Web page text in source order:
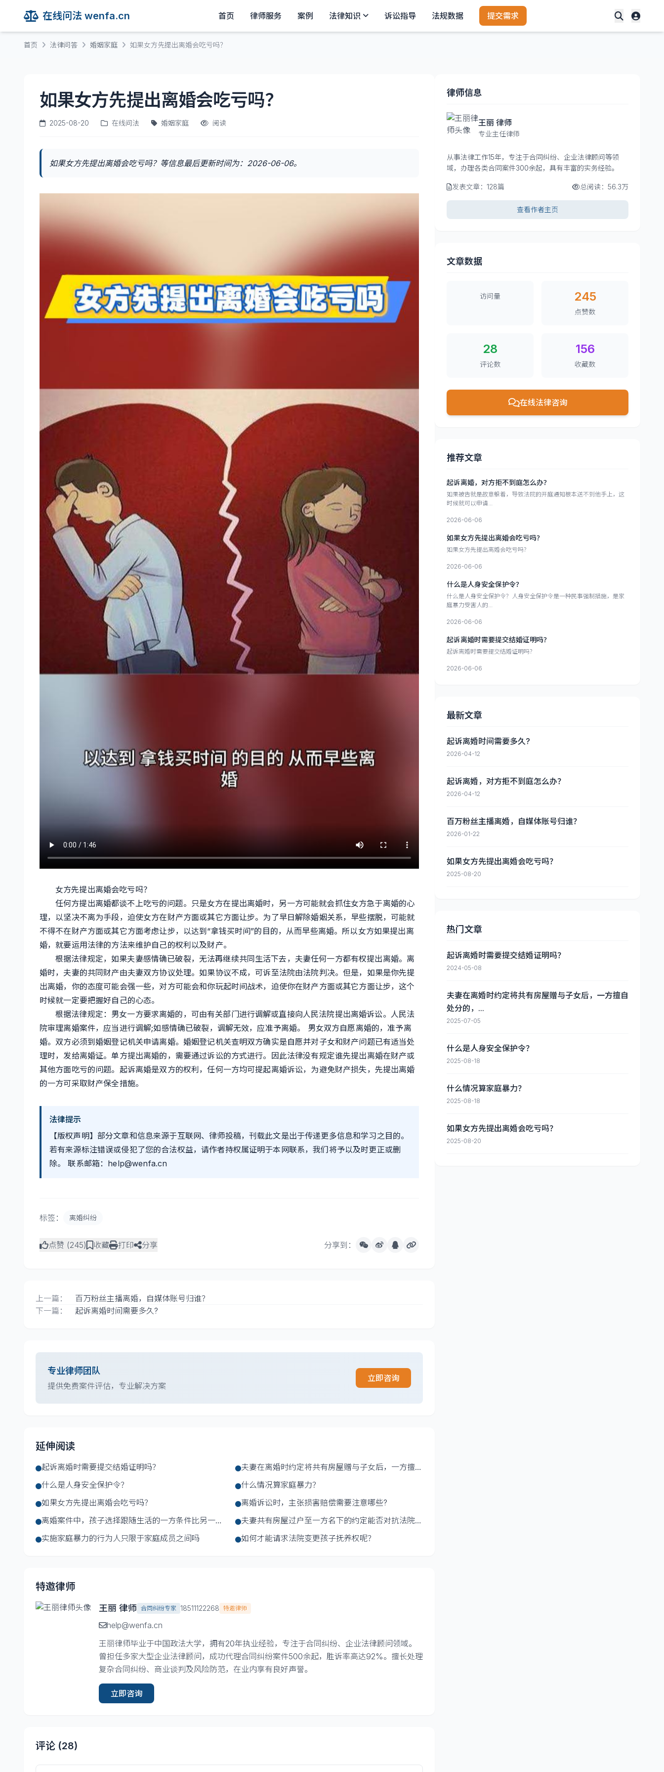
在线问法 wenfa.cn 首页 律师服务 案例 法律知识 诉讼指导 法规数据 提交需求
首页 法律问答 婚姻家庭 如果女方先提出离婚会吃亏吗？
如果女方先提出离婚会吃亏吗？
2025-08-20 在线问法 婚姻家庭 阅读
如果女方先提出离婚会吃亏吗？等信息最后更新时间为：2026-06-06。
女方先提出离婚会吃亏吗？
任何方提出离婚都谈不上吃亏的问题。只是女方在提出离婚时，另一方可能就会抓住女方急于离婚的心
理，以坚决不离为手段，迫使女方在财产方面或其它方面让步。为了早日解除婚姻关系，早些摆脱，可能就
不得不在财产方面或其它方面考虑让步，以达到“拿钱买时间”的目的，从而早些离婚。所以女方如果提出离
婚，就要运用法律的方法来维护自己的权利以及财产。
根据法律规定，如果夫妻感情确已破裂，无法再继续共同生活下去，夫妻任何一方都有权提出离婚。离
婚时，夫妻的共同财产由夫妻双方协议处理。如果协议不成，可诉至法院由法院判决。但是，如果是你先提
出离婚，你的态度可能会强一些，对方可能会和你玩起时间战术，迫使你在财产方面或其它方面让步，这个
时候就一定要把握好自己的心态。
根据法律规定：男女一方要求离婚的，可由有关部门进行调解或直接向人民法院提出离婚诉讼。人民法
院审理离婚案件，应当进行调解;如感情确已破裂，调解无效，应准予离婚。 男女双方自愿离婚的，准予离
婚。双方必须到婚姻登记机关申请离婚。婚姻登记机关查明双方确实是自愿并对子女和财产问题已有适当处
理时，发给离婚证。单方提出离婚的，需要通过诉讼的方式进行。因此法律没有规定谁先提出离婚在财产或
其他方面吃亏的问题。起诉离婚是双方的权利，任何一方均可提起离婚诉讼，为避免财产损失，先提出离婚
的一方可采取财产保全措施。
法律提示
【版权声明】部分文章和信息来源于互联网、律师投稿，刊载此文是出于传递更多信息和学习之目的。
若有来源标注错误或侵犯了您的合法权益，请作者持权属证明于本网联系，我们将予以及时更正或删
除。 联系邮箱：help@wenfa.cn
标签： 离婚纠纷
点赞 (245) 收藏 打印 分享 分享到：
上一篇：
百万粉丝主播离婚，自媒体账号归谁？
下一篇：
起诉离婚时间需要多久?
专业律师团队
提供免费案件评估，专业解决方案
立即咨询
延伸阅读
起诉离婚时需要提交结婚证明吗？
夫妻在离婚时约定将共有房屋赠与子女后，一方擅自
处分的，...
什么是人身安全保护令？
什么情况算家庭暴力？
如果女方先提出离婚会吃亏吗？
离婚诉讼时，主张损害赔偿需要注意哪些?
离婚案件中，孩子选择跟随生活的一方条件比另一方
差很多，...
夫妻共有房屋过户至一方名下的约定能否对抗法院执
行？
实施家庭暴力的行为人只限于家庭成员之间吗 如何才能请求法院变更孩子抚养权呢？
特邀律师
王丽 律师 合同纠纷专家 18511122268 特邀律师
help@wenfa.cn
王丽律师毕业于中国政法大学，拥有20年执业经验，专注于合同纠纷、企业法律顾问领域。
曾担任多家大型企业法律顾问，成功代理合同纠纷案件500余起，胜诉率高达92%。擅长处理
复杂合同纠纷、商业谈判及风险防范，在业内享有良好声誉。
立即咨询
评论 (28)
律师信息
王丽 律师
专业主任律师
从事法律工作15年，专注于合同纠纷、企业法律顾问等领
域，办理各类合同案件300余起，具有丰富的实务经验。
发表文章：128篇 总阅读：56.3万
查看作者主页
文章数据
访问量 245
点赞数
28
评论数
156
收藏数
在线法律咨询
推荐文章
起诉离婚，对方拒不到庭怎么办？
如果被告就是故意躲着，导致法院的开庭通知根本送不到他手上，这
时候就可以申请...
2026-06-06
如果女方先提出离婚会吃亏吗？
如果女方先提出离婚会吃亏吗？
2026-06-06
什么是人身安全保护令？
什么是人身安全保护令？人身安全保护令是一种民事强制措施，是家
庭暴力受害人的...
2026-06-06
起诉离婚时需要提交结婚证明吗？
起诉离婚时需要提交结婚证明吗？
2026-06-06
最新文章
起诉离婚时间需要多久?
2026-04-12
起诉离婚，对方拒不到庭怎么办？
2026-04-12
百万粉丝主播离婚，自媒体账号归谁？
2026-01-22
如果女方先提出离婚会吃亏吗？
2025-08-20
热门文章
起诉离婚时需要提交结婚证明吗？
2024-05-08
夫妻在离婚时约定将共有房屋赠与子女后，一方擅自
处分的，...
2025-07-05
什么是人身安全保护令？
2025-08-18
什么情况算家庭暴力？
2025-08-18
如果女方先提出离婚会吃亏吗？
2025-08-20